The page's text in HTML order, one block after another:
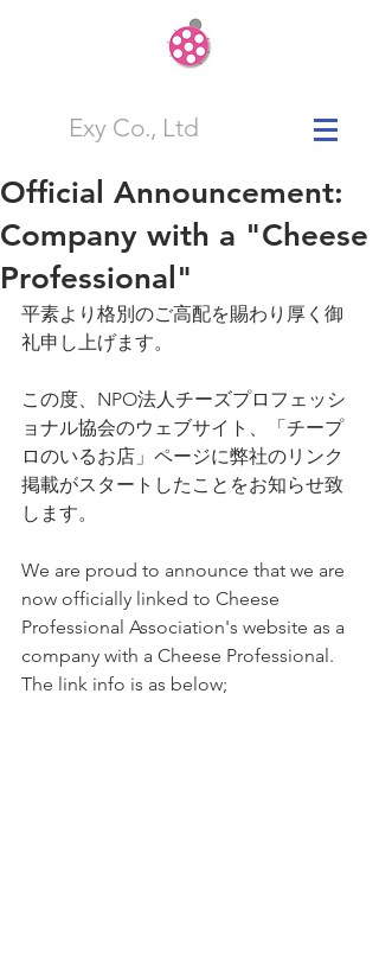
Exy Co., Ltd
Official Announcement:
Company with a "Cheese
Professional"
平素より格別のご高配を賜わり厚く御
礼申し上げます。
この度、NPO法人チーズプロフェッシ
ョナル協会のウェブサイト、「チープ
ロのいるお店」ページに弊社のリンク
掲載がスタートしたことをお知らせ致
します。
We are proud to announce that we are
now officially linked to Cheese
Professional Association's website as a
company with a Cheese Professional.
The link info is as below;